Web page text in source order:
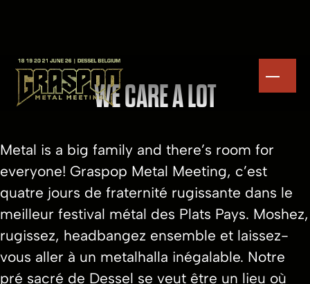
WE CARE A LOT
Metal is a big family and there’s room for
everyone! Graspop Metal Meeting, c’est
quatre jours de fraternité rugissante dans le
meilleur festival métal des Plats Pays. Moshez,
rugissez, headbangez ensemble et laissez-
vous aller à un metalhalla inégalable. Notre
pré sacré de Dessel se veut être un lieu où